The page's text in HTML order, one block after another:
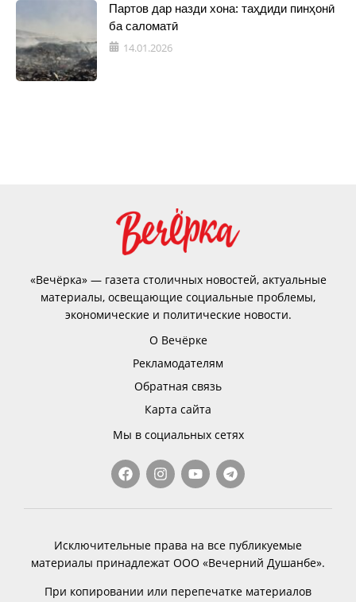
Партов дар назди хона: таҳдиди пинҳонӣ
ба саломатӣ
14.01.2026
«Вечёрка» — газета столичных новостей, актуальные
материалы, освещающие социальные проблемы,
экономические и политические новости.
О Вечёрке
Рекламодателям
Обратная связь
Карта сайта
Мы в социальных сетях
Исключительные права на все публикуемые
материалы принадлежат ООО «Вечерний Душанбе».
При копировании или перепечатке материалов